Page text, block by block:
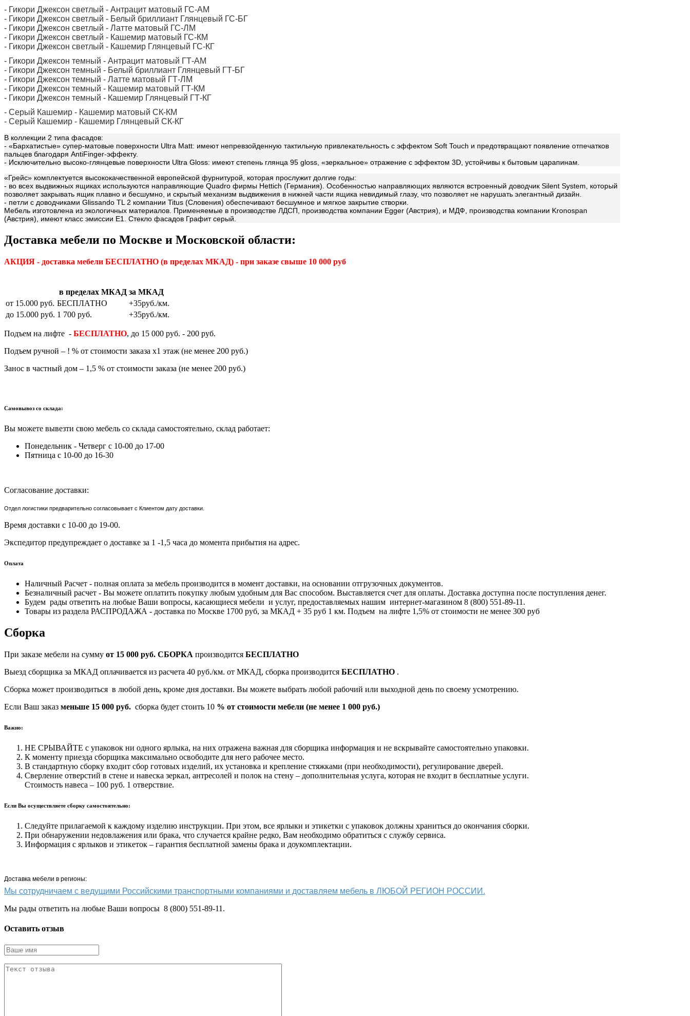
- Гикори Джексон светлый - Антрацит матовый ГС-АМ
- Гикори Джексон светлый - Белый бриллиант Глянцевый ГС-БГ
- Гикори Джексон светлый - Латте матовый ГС-ЛМ
- Гикори Джексон светлый - Кашемир матовый ГС-КМ
- Гикори Джексон светлый - Кашемир Глянцевый ГС-КГ
- Гикори Джексон темный - Антрацит матовый ГТ-АМ
- Гикори Джексон темный - Белый бриллиант Глянцевый ГТ-БГ
- Гикори Джексон темный - Латте матовый ГТ-ЛМ
- Гикори Джексон темный - Кашемир матовый ГТ-КМ
- Гикори Джексон темный - Кашемир Глянцевый ГТ-КГ
- Серый Кашемир - Кашемир матовый СК-КМ
- Серый Кашемир - Кашемир Глянцевый СК-КГ
В коллекции 2 типа фасадов:
- «Бархатистые» супер-матовые поверхности Ultra Matt: имеют непревзойденную тактильную привлекательность с эффектом Soft Touch и предотвращают появление отпечатков
пальцев благодаря AntiFinger-эффекту.
- Исключительно высоко-глянцевые поверхности Ultra Gloss: имеют степень глянца 95 gloss, «зеркальное» отражение с эффектом 3D, устойчивы к бытовым царапинам.
«Грейс» комплектуется высококачественной европейской фурнитурой, которая прослужит долгие годы:
- во всех выдвижных ящиках используются направляющие Quadro фирмы Hettich (Германия). Особенностью направляющих являются встроенный доводчик Silent System, который
позволяет закрывать ящик плавно и бесшумно, и скрытый механизм выдвижения в нижней части ящика невидимый глазу, что позволяет не нарушать элегантный дизайн.
- петли с доводчиками Glissando TL 2 компании Titus (Словения) обеспечивают бесшумное и мягкое закрытие створки.
Мебель изготовлена из экологичных материалов. Применяемые в производстве ЛДСП, производства компании Egger (Австрия), и МДФ, производства компании Kronospan
(Австрия), имеют класс эмиссии Е1. Стекло фасадов Графит серый.
Доставка мебели по Москве и Московской области:
АКЦИЯ - доставка мебели БЕСПЛАТНО (в пределах МКАД) - при заказе свыше 10 000 руб
в пределах МКАД за МКАД
от 15.000 руб. БЕСПЛАТНО
+35руб./км.
до 15.000 руб. 1 700 руб. +35руб./км.
Подъем на лифте - БЕСПЛАТНО, до 15 000 руб. - 200 руб.
Подъем ручной – ! % от стоимости заказа х1 этаж (не менее 200 руб.)
Занос в частный дом – 1,5 % от стоимости заказа (не менее 200 руб.)
Самовывоз со склада:
Вы можете вывезти свою мебель со склада самостоятельно, склад работает:
Понедельник - Четверг с 10-00 до 17-00
Пятница с 10-00 до 16-30
Согласование доставки:
Отдел логистики предварительно согласовывает с Клиентом дату доставки.
Время доставки с 10-00 до 19-00.
Экспедитор предупреждает о доставке за 1 -1,5 часа до момента прибытия на адрес.
Оплата
Наличный Расчет - полная оплата за мебель производится в момент доставки, на основании отгрузочных документов.
Безналичный расчет - Вы можете оплатить покупку любым удобным для Вас способом. Выставляется счет для оплаты. Доставка доступна после поступления денег.
Будем рады ответить на любые Ваши вопросы, касающиеся мебели и услуг, предоставляемых нашим интернет-магазином 8 (800) 551-89-11.
Товары из раздела РАСПРОДАЖА - доставка по Москве 1700 руб, за МКАД + 35 руб 1 км. Подъем на лифте 1,5% от стоимости не менее 300 руб
Сборка
При заказе мебели на сумму от 15 000 руб. СБОРКА производится БЕСПЛАТНО
Выезд сборщика за МКАД оплачивается из расчета 40 руб./км. от МКАД, сборка производится БЕСПЛАТНО .
Сборка может производиться в любой день, кроме дня доставки. Вы можете выбрать любой рабочий или выходной день по своему усмотрению.
Если Ваш заказ меньше 15 000 руб. сборка будет стоить 10 % от стоимости мебели (не менее 1 000 руб.)
Важно:
НЕ СРЫВАЙТЕ с упаковок ни одного ярлыка, на них отражена важная для сборщика информация и не вскрывайте самостоятельно упаковки.
К моменту приезда сборщика максимально освободите для него рабочее место.
В стандартную сборку входит сбор готовых изделий, их установка и крепление стяжками (при необходимости), регулирование дверей.
Сверление отверстий в стене и навеска зеркал, антресолей и полок на стену – дополнительная услуга, которая не входит в бесплатные услуги.
Стоимость навеса – 100 руб. 1 отверствие.
Если Вы осуществляете сборку самостоятельно:
Следуйте прилагаемой к каждому изделию инструкции. При этом, все ярлыки и этикетки с упаковок должны храниться до окончания сборки.
При обнаружении недовлажения или брака, что случается крайне редко, Вам необходимо обратиться с службу сервиса.
Информация с ярлыков и этикеток – гарантия бесплатной замены брака и доукомплектации.
Доставка мебели в регионы:
Мы сотрудничаем с ведущими Российскими транспортными компаниями и доставляем мебель в ЛЮБОЙ РЕГИОН РОССИИ.
Мы рады ответить на любые Ваши вопросы 8 (800) 551-89-11.
Оставить отзыв